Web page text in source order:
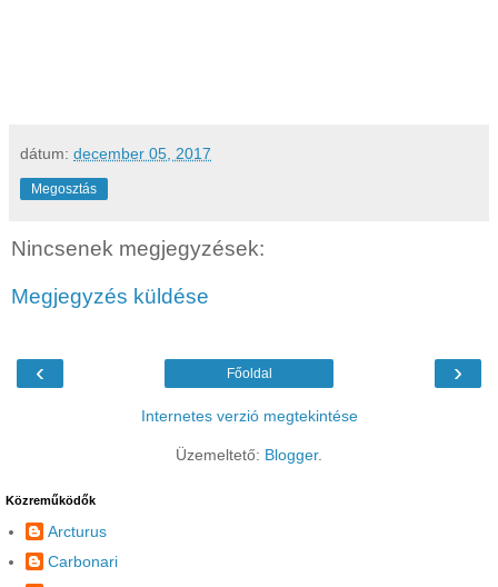
dátum: december 05, 2017
Megosztás
Nincsenek megjegyzések:
Megjegyzés küldése
‹ ›
Főoldal
Internetes verzió megtekintése
Üzemeltető: Blogger.
Közreműködők
Arcturus
Carbonari